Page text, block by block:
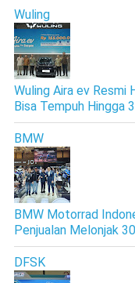
Wuling
Wuling Aira ev Resmi
Bisa Tempuh Hingga
BMW
BMW Motorrad
Penjualan Melonjak
DFSK